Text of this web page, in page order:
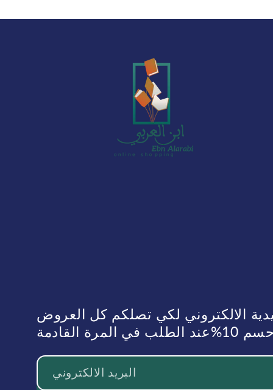
الالكتروني لكي تصلكم كل العروض
القادمة
البريد الالكتروني